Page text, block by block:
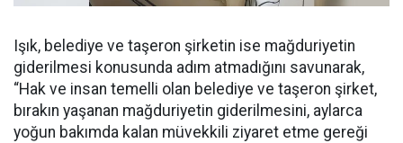
Işık, belediye ve taşeron şirketin ise mağduriyetin
giderilmesi konusunda adım atmadığını savunarak,
“Hak ve insan temelli olan belediye ve taşeron şirket,
bırakın yaşanan mağduriyetin giderilmesini, aylarca
yoğun bakımda kalan müvekkili ziyaret etme gereği